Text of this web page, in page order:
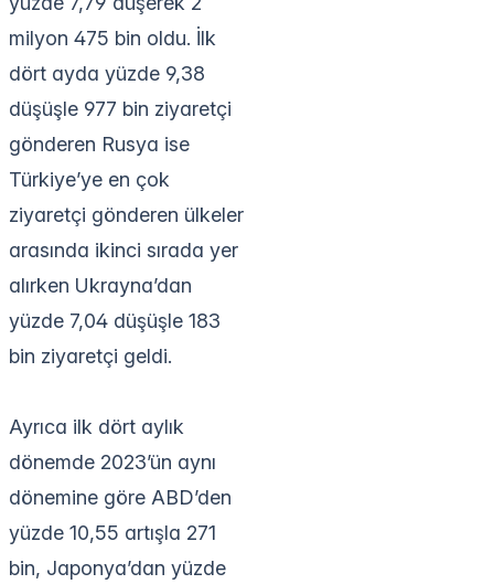
milyon 475 bin oldu. İlk
dört ayda yüzde 9,38
düşüşle 977 bin ziyaretçi
gönderen Rusya ise
Türkiye’ye en çok
ziyaretçi gönderen ülkeler
arasında ikinci sırada yer
alırken Ukrayna’dan
yüzde 7,04 düşüşle 183
bin ziyaretçi geldi.
Ayrıca ilk dört aylık
dönemde 2023’ün aynı
dönemine göre ABD’den
yüzde 10,55 artışla 271
bin, Japonya’dan yüzde